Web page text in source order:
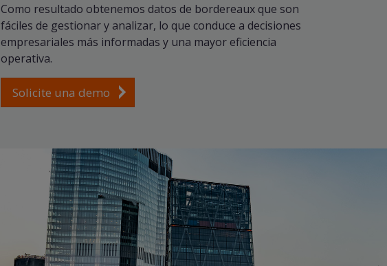
Como resultado obtenemos datos de bordereaux que son
fáciles de gestionar y analizar, lo que conduce a decisiones
empresariales más informadas y una mayor eficiencia
operativa.
Solicite una demo